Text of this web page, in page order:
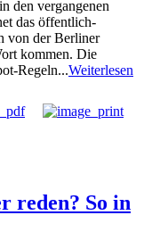
den vergangenen
das öffentlich-
von der Berliner
kommen. Die
Regeln...Weiterlesen
reden? So in